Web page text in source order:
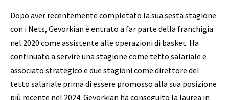
Dopo aver recentemente completato la sua sesta stagione
con i Nets, Gevorkian è entrato a far parte della franchigia
nel 2020 come assistente alle operazioni di basket. Ha
continuato a servire una stagione come tetto salariale e
associato strategico e due stagioni come direttore del
tetto salariale prima di essere promosso alla sua posizione
più recente nel 2024. Gevorkian ha conseguito la laurea in